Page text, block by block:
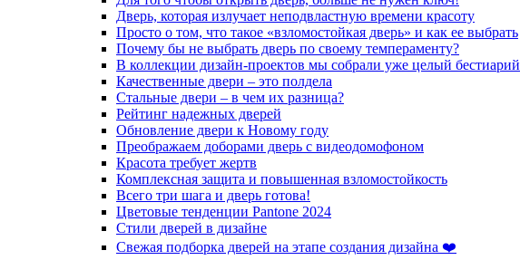
Дверь, которая излучает неподвластную времени красоту
Просто о том, что такое «взломостойкая дверь» и как ее выбрать
Почему бы не выбрать дверь по своему темпераменту?
В коллекции дизайн-проектов мы собрали уже целый бестиарий
Качественные двери – это полдела
Стальные двери – в чем их разница?
Рейтинг надежных дверей
Обновление двери к Новому году
Преображаем доборами дверь с видеодомофоном
Красота требует жертв
Комплексная защита и повышенная взломостойкость
Всего три шага и дверь готова!
Цветовые тенденции Pantone 2024
Стили дверей в дизайне
Свежая подборка дверей на этапе создания дизайна ❤️